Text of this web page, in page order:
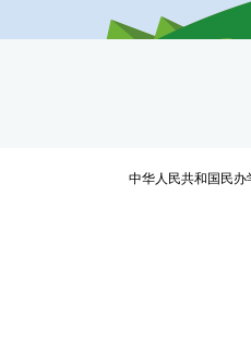
中华人民共和国民办